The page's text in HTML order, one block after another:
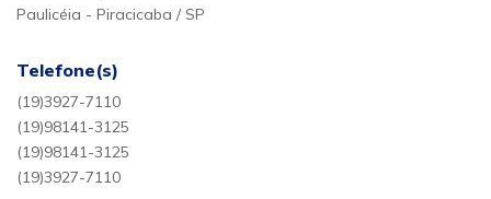
Paulicéia - Piracicaba / SP
Telefone(s)
(19)3927-7110
(19)98141-3125
(19)98141-3125
(19)3927-7110